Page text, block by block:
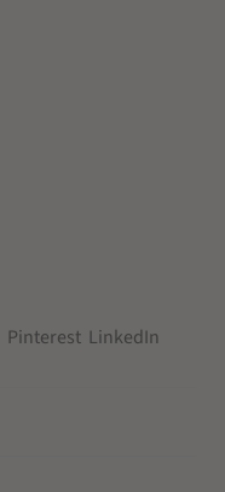
Pinterest LinkedIn